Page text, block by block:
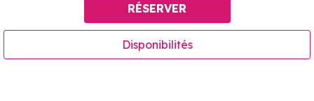
RÉSERVER
Disponibilités